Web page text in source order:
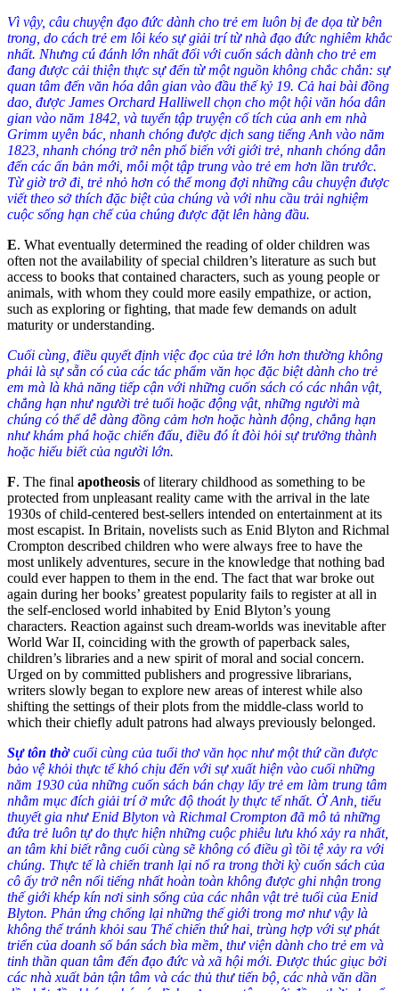
Vì vậy, câu chuyện đạo đức dành cho trẻ em luôn bị đe dọa từ bên
trong, do cách trẻ em lôi kéo sự giải trí từ nhà đạo đức nghiêm khắc
nhất. Nhưng cú đánh lớn nhất đối với cuốn sách dành cho trẻ em
đang được cải thiện thực sự đến từ một nguồn không chắc chắn: sự
quan tâm đến văn hóa dân gian vào đầu thế kỷ 19. Cả hai bài đồng
dao, được James Orchard Halliwell chọn cho một hội văn hóa dân
gian vào năm 1842, và tuyển tập truyện cổ tích của anh em nhà
Grimm uyên bác, nhanh chóng được dịch sang tiếng Anh vào năm
1823, nhanh chóng trở nên phổ biến với giới trẻ, nhanh chóng dẫn
đến các ấn bản mới, mỗi một tập trung vào trẻ em hơn lần trước.
Từ giờ trở đi, trẻ nhỏ hơn có thể mong đợi những câu chuyện được
viết theo sở thích đặc biệt của chúng và với nhu cầu trải nghiệm
cuộc sống hạn chế của chúng được đặt lên hàng đầu.
E. What eventually determined the reading of older children was
often not the availability of special children’s literature as such but
access to books that contained characters, such as young people or
animals, with whom they could more easily empathize, or action,
such as exploring or fighting, that made few demands on adult
maturity or understanding.
Cuối cùng, điều quyết định việc đọc của trẻ lớn hơn thường không
phải là sự sẵn có của các tác phẩm văn học đặc biệt dành cho trẻ
em mà là khả năng tiếp cận với những cuốn sách có các nhân vật,
chẳng hạn như người trẻ tuổi hoặc động vật, những người mà
chúng có thể dễ dàng đồng cảm hơn hoặc hành động, chẳng hạn
như khám phá hoặc chiến đấu, điều đó ít đòi hỏi sự trưởng thành
hoặc hiểu biết của người lớn.
F. The final apotheosis of literary childhood as something to be
protected from unpleasant reality came with the arrival in the late
1930s of child-centered best-sellers intended on entertainment at its
most escapist. In Britain, novelists such as Enid Blyton and Richmal
Crompton described children who were always free to have the
most unlikely adventures, secure in the knowledge that nothing bad
could ever happen to them in the end. The fact that war broke out
again during her books’ greatest popularity fails to register at all in
the self-enclosed world inhabited by Enid Blyton’s young
characters. Reaction against such dream-worlds was inevitable after
World War II, coinciding with the growth of paperback sales,
children’s libraries and a new spirit of moral and social concern.
Urged on by committed publishers and progressive librarians,
writers slowly began to explore new areas of interest while also
shifting the settings of their plots from the middle-class world to
which their chiefly adult patrons had always previously belonged.
Sự tôn thờcuối cùng của tuổi thơ văn học như một thứ cần được
bảo vệ khỏi thực tế khó chịu đến với sự xuất hiện vào cuối những
năm 1930 của những cuốn sách bán chạy lấy trẻ em làm trung tâm
nhằm mục đích giải trí ở mức độ thoát ly thực tế nhất. Ở Anh, tiểu
thuyết gia như Enid Blyton và Richmal Crompton đã mô tả những
đứa trẻ luôn tự do thực hiện những cuộc phiêu lưu khó xảy ra nhất,
an tâm khi biết rằng cuối cùng sẽ không có điều gì tồi tệ xảy ra với
chúng. Thực tế là chiến tranh lại nổ ra trong thời kỳ cuốn sách của
cô ấy trở nên nổi tiếng nhất hoàn toàn không được ghi nhận trong
thế giới khép kín nơi sinh sống của các nhân vật trẻ tuổi của Enid
Blyton. Phản ứng chống lại những thế giới trong mơ như vậy là
không thể tránh khỏi sau Thế chiến thứ hai, trùng hợp với sự phát
triển của doanh số bán sách bìa mềm, thư viện dành cho trẻ em và
tinh thần quan tâm đến đạo đức và xã hội mới. Được thúc giục bởi
các nhà xuất bản tận tâm và các thủ thư tiến bộ, các nhà văn dần